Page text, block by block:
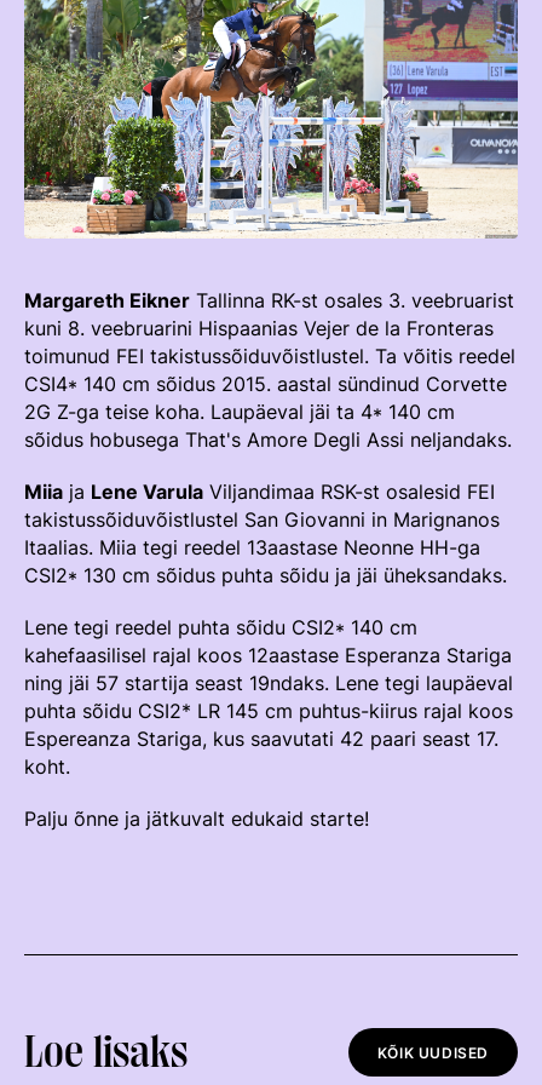
TEENUSTE HINNAKIRI
AJALUGU
Ajajoon
Eesti Ratsasportlased Tiitlivõistlustel
Aastaraamatud
VABATAHTLIKUD
PROJEKTID
ERA SA
HOBUSTE HEAOLU
AUSA MÄNGU PÕHIMÕTTED
Mänedžer Ja Komitee
Välisvõistlustel Osaleja Meelespea
KOOLISÕIT JA PARAKOOLISÕIT
Regulatsioonid
Võistluskalender
Edetabelid
Ametnikud
Koolitused
Estonian Dressage Team
Mänedžer Ja Komiteed
Välisvõistlustel Osaleja Meelespea
KOLMEVÕISTLUS
Regulatsioonid
Võistluskalender
Võistlussarjad
Ametnikud
KESTVUSRATSUTAMINE
Regulatsioonid
Taastaotlemine
Õppematerjalid
Kutseeksam
Praktika Ja Mentortreenerid
Hindamiskomisjon
KOOLITUSED
KONTROLLI EOK TREENERI KUTSET
Margareth Eikner Tallinna RK-st osales 3. veebruarist
kuni 8. veebruarini Hispaanias Vejer de la Fronteras
toimunud FEI takistussõiduvõistlustel. Ta võitis reedel
CSI4* 140 cm sõidus 2015. aastal sündinud Corvette
2G Z-ga teise koha. Laupäeval jäi ta 4* 140 cm
sõidus hobusega That's Amore Degli Assi neljandaks.
Miia ja Lene Varula Viljandimaa RSK-st osalesid FEI
takistussõiduvõistlustel San Giovanni in Marignanos
Itaalias. Miia tegi reedel 13aastase Neonne HH-ga
CSI2* 130 cm sõidus puhta sõidu ja jäi üheksandaks.
Lene tegi reedel puhta sõidu CSI2* 140 cm
kahefaasilisel rajal koos 12aastase Esperanza Stariga
ning jäi 57 startija seast 19ndaks. Lene tegi laupäeval
puhta sõidu CSI2* LR 145 cm puhtus-kiirus rajal koos
Espereanza Stariga, kus saavutati 42 paari seast 17.
koht.
Palju õnne ja jätkuvalt edukaid starte!
Loe lisaks KÕIK UUDISED